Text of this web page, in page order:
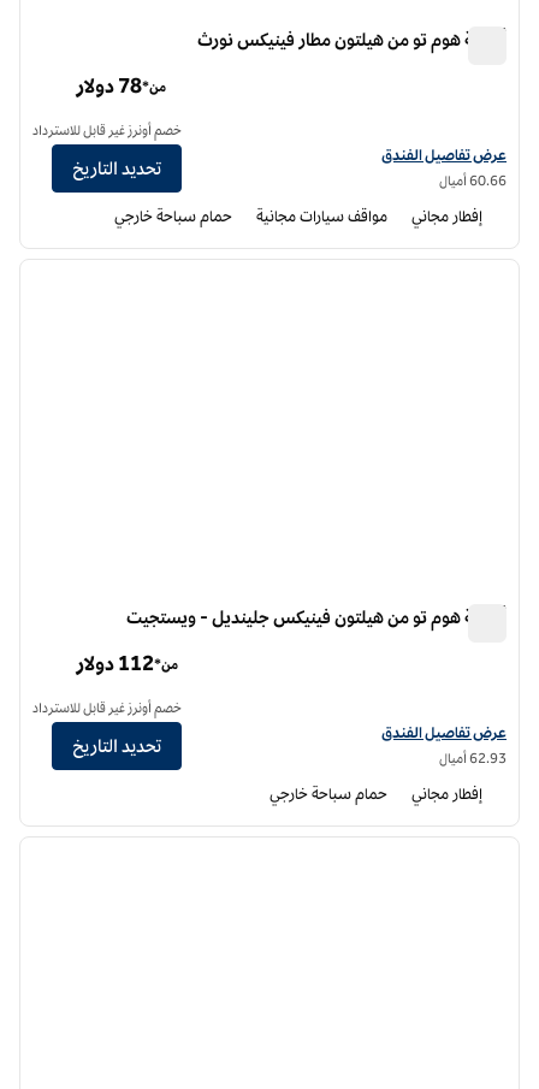
أجنحة هوم تو من هيلتون مطار فينيكس نورث
عرض تفاصيل الفندق أجنحة هوم تو من هيلتون مطار فينيكس نورث
عرض تفاصيل الفندق
60.66 أميال
من*78 دولار
خصم أونرز غير قابل للاسترداد
تحديد التاريخ
إفطار مجاني مواقف سيارات مجانية حمام سباحة خارجي
1 من 12
الصورة
أجنحة هوم تو من هيلتون فينيكس جلينديل - ويستجيت
عرض تفاصيل الفندق أجنحة هوم تو من هيلتون فينيكس جلينديل ويستجيت
عرض تفاصيل الفندق
62.93 أميال
من*112 دولار
خصم أونرز غير قابل للاسترداد
تحديد التاريخ
إفطار مجاني حمام سباحة خارجي
1 من 12
الصورة